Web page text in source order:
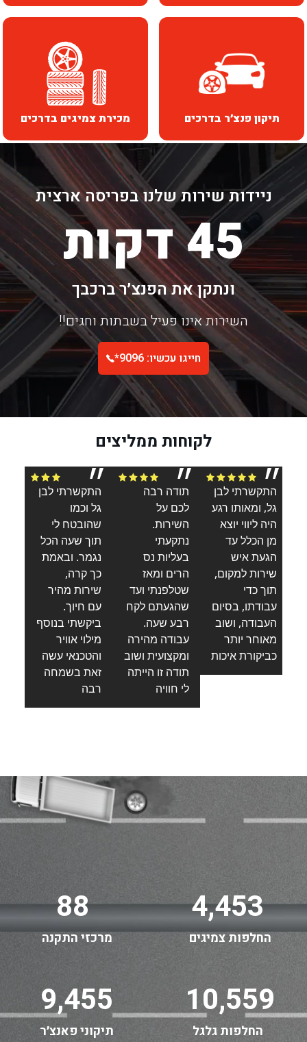
מכירת צמיגים בדרכים תיקון פנצ׳ר בדרכים
ניידות שירות שלנו בפריסה ארצית
45 דקות
ונתקן את הפנצ׳ר ברכבך
השירות אינו פעיל בשבתות וחגים!!
חייגו עכשיו: 9096*
לקוחות ממליצים
״
התקשרתי לבן
גל וכמו
שהובטח לי
תוך שעה הכל
נגמר. ובאמת
כך קרה,
שירות מהיר
עם חיוך.
ביקשתי בנוסף
מילוי אוויר
והטכנאי עשה
זאת בשמחה
רבה
״
תודה רבה
לכם על
השירות.
נתקעתי
בעליות נס
הרים ומאז
שטלפנתי ועד
שהגעתם לקח
רבע שעה.
עבודה מהירה
ומקצועית ושוב
תודה זו הייתה
לי חוויה
״
התקשרתי לבן
גל, ומאותו רגע
היה ליווי יוצא
מן הכלל עד
הגעת איש
שירות למקום,
תוך כדי
עבודתו, בסיום
העבודה, ושוב
מאוחר יותר
כביקורת איכות
88
מרכזי התקנה
4,453
החלפות צמיגים
9,455
תיקוני פאנצ׳ר
10,559
החלפות גלגל